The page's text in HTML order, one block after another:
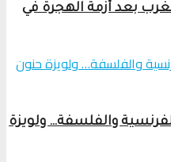
بعد أزمة الهجرة في
والفلسفة… ولويزة